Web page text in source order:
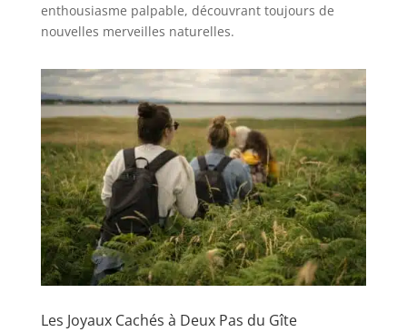
enthousiasme palpable, découvrant toujours de
nouvelles merveilles naturelles.
Les Joyaux Cachés à Deux Pas du Gîte